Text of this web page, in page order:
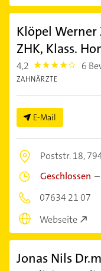
Klöpel Werner
ZHK, Klass.
4,2 4.2000003 6
ZAHNÄRZTE
E-Mail
Poststr. 18,
Geschlossen –
07634 21 07
Webseite
Jonas Nils